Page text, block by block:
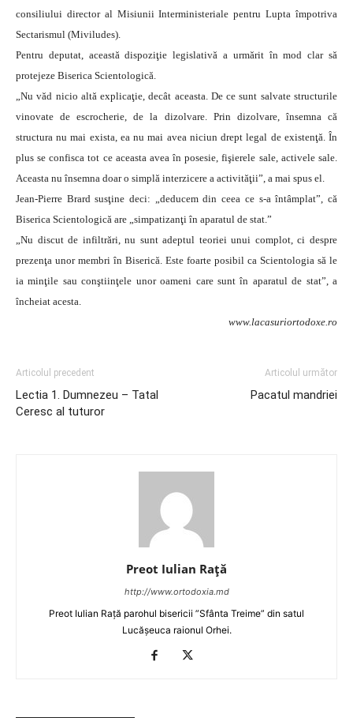
consiliului director al Misiunii Interministeriale pentru Lupta împotriva
Sectarismul (Miviludes).
Pentru deputat, această dispoziţie legislativă a urmărit în mod clar să
protejeze Biserica Scientologică.
„Nu văd nicio altă explicaţie, decât aceasta. De ce sunt salvate structurile
vinovate de escrocherie, de la dizolvare. Prin dizolvare, însemna că
structura nu mai exista, ea nu mai avea niciun drept legal de existenţă. În
plus se confisca tot ce aceasta avea în posesie, fişierele sale, activele sale.
Aceasta nu însemna doar o simplă interzicere a activităţii”, a mai spus el.
Jean-Pierre Brard susţine deci: „deducem din ceea ce s-a întâmplat”, că
Biserica Scientologică are „simpatizanţi în aparatul de stat.”
„Nu discut de infiltrări, nu sunt adeptul teoriei unui complot, ci despre
prezenţa unor membri în Biserică. Este foarte posibil ca Scientologia să le
ia minţile sau conştiinţele unor oameni care sunt în aparatul de stat”, a
încheiat acesta.
www.lacasuriortodoxe.ro
Articolul precedent
Lectia 1. Dumnezeu – Tatal
Ceresc al tuturor
Articolul următor
Pacatul mandriei
Preot Iulian Raţă
http://www.ortodoxia.md
Preot Iulian Rață parohul bisericii ”Sfânta Treime” din satul
Lucășeuca raionul Orhei.